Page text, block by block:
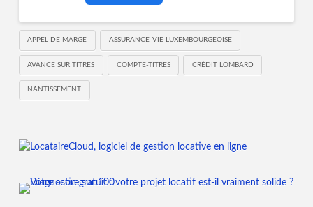
APPEL DE MARGE ASSURANCE-VIE LUXEMBOURGEOISE
AVANCE SUR TITRES COMPTE-TITRES CRÉDIT LOMBARD
NANTISSEMENT